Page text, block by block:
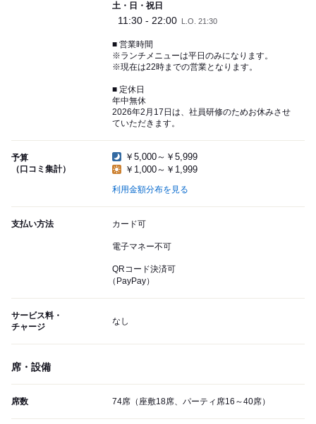
土・日・祝日
11:30 - 22:00 L.O. 21:30
■ 営業時間
※ランチメニューは平日のみになります。
※現在は22時までの営業となります。
■ 定休日
年中無休
2026年2月17日は、社員研修のためお休みさせ
ていただきます。
予算
（口コミ集計）
￥5,000～￥5,999
￥1,000～￥1,999
利用金額分布を見る
支払い方法 カード可
電子マネー不可
QRコード決済可
（PayPay）
サービス料・
チャージ
なし
席・設備
席数 74席（座敷18席、パーティ席16～40席）